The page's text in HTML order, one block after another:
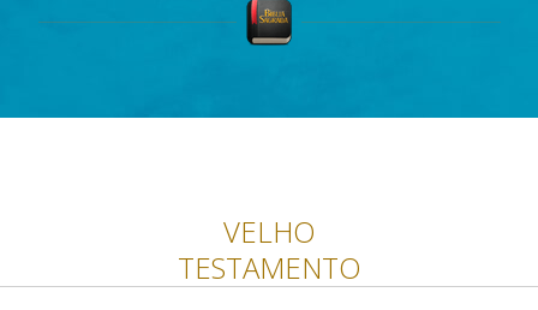
VELHO
TESTAMENTO